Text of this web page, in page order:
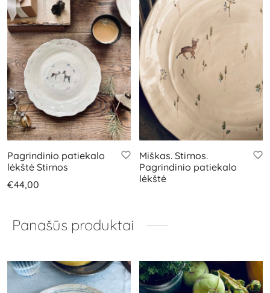
Pagrindinio patiekalo
lėkštė Stirnos
€44,00
Miškas. Stirnos.
Pagrindinio patiekalo
lėkštė
Panašūs produktai